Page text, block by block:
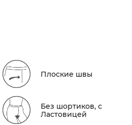
Плоские швы
Без шортиков, с
Ластовицей